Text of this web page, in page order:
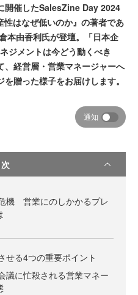
開催したSalesZine Day 2024
はなぜ低いのか』の著者であ
本由香利氏が登壇。「日本企
ジメントは今どう動くべき
、経営層・営業マネージャーへ
贈った様子をお届けします。
通知
機 営業にのしかかるプレ
せる4つの重要ポイント
議に忙殺される営業マネー